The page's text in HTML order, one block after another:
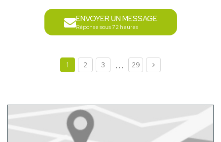
ENVOYER UN MESSAGE
Réponse sous 72 heures
1 2 3 ... 29